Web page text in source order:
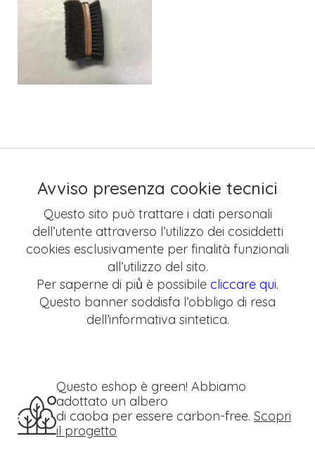
Avviso presenza cookie tecnici
Questo sito può trattare i dati personali
dell’utente attraverso l’utilizzo dei cosiddetti
cookies esclusivamente per finalità funzionali
all’utilizzo del sito.
Per saperne di più̀ è possibile cliccare qui.
Questo banner soddisfa l’obbligo di resa
dell’informativa sintetica.
Questo eshop è green! Abbiamo
adottato un albero
di caoba per essere carbon-free. Scopri
il progetto